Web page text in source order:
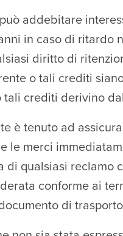
può addebitare
in caso di ritardo
diritto di
o tali crediti
crediti derivino
è tenuto ad
le merci
di qualsiasi reclamo
conforme ai
di